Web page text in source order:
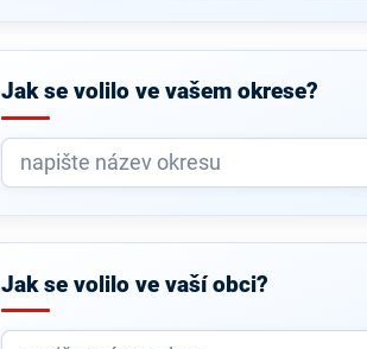
Jak se volilo ve vašem okrese?
Jak se volilo ve vaší obci?